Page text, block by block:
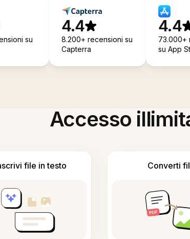
su
4.4
8.200+ recensioni su
Capterra
4.4
73.000+
su App
Accesso
file in testo Converti